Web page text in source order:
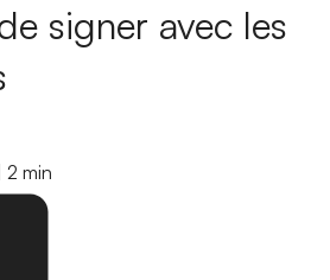
signer avec les
2 min